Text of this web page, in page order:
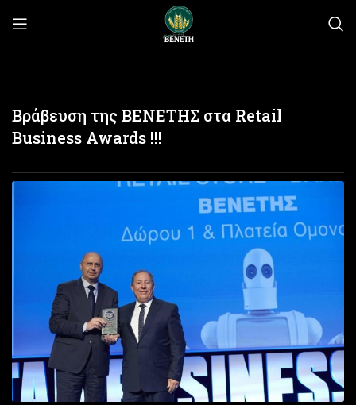
Βράβευση της ΒΕΝΕΤΗΣ στα Retail
Business Awards !!!